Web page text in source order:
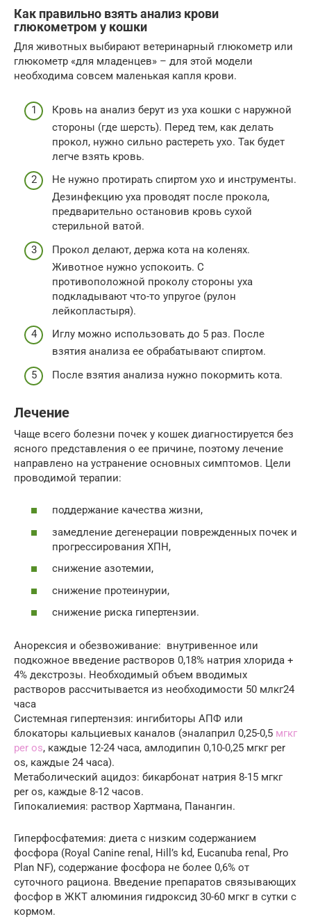
Как правильно взять анализ крови
глюкометром у кошки
Для животных выбирают ветеринарный глюкометр или
глюкометр «для младенцев» – для этой модели
необходима совсем маленькая капля крови.
Кровь на анализ берут из уха кошки с наружной
стороны (где шерсть). Перед тем, как делать
прокол, нужно сильно растереть ухо. Так будет
легче взять кровь.
Не нужно протирать спиртом ухо и инструменты.
Дезинфекцию уха проводят после прокола,
предварительно остановив кровь сухой
стерильной ватой.
Прокол делают, держа кота на коленях.
Животное нужно успокоить. С
противоположной проколу стороны уха
подкладывают что-то упругое (рулон
лейкопластыря).
Иглу можно использовать до 5 раз. После
взятия анализа ее обрабатывают спиртом.
После взятия анализа нужно покормить кота.
Лечение
Чаще всего болезни почек у кошек диагностируется без
ясного представления о ее причине, поэтому лечение
направлено на устранение основных симптомов. Цели
проводимой терапии:
поддержание качества жизни,
замедление дегенерации поврежденных почек и
прогрессирования ХПН,
снижение азотемии,
снижение протеинурии,
снижение риска гипертензии.
Анорексия и обезвоживание: внутривенное или
подкожное введение растворов 0,18% натрия хлорида +
4% декстрозы. Необходимый объем вводимых
растворов рассчитывается из необходимости 50 млкг24
часа
Системная гипертензия: ингибиторы АПФ или
блокаторы кальциевых каналов (эналаприл 0,25-0,5 мгкг
per os, каждые 12-24 часа, амлодипин 0,10-0,25 мгкг per
os, каждые 24 часа).
Метаболический ацидоз: бикарбонат натрия 8-15 мгкг
per os, каждые 8-12 часов.
Гипокалиемия: раствор Хартмана, Панангин.
Гиперфосфатемия: диета с низким содержанием
фосфора (Royal Canine renal, Hill’s kd, Eucanuba renal, Pro
Plan NF), содержание фосфора не более 0,6% от
суточного рациона. Введение препаратов связывающих
фосфор в ЖКТ алюминия гидроксид 30-60 мгкг в сутки с
кормом.